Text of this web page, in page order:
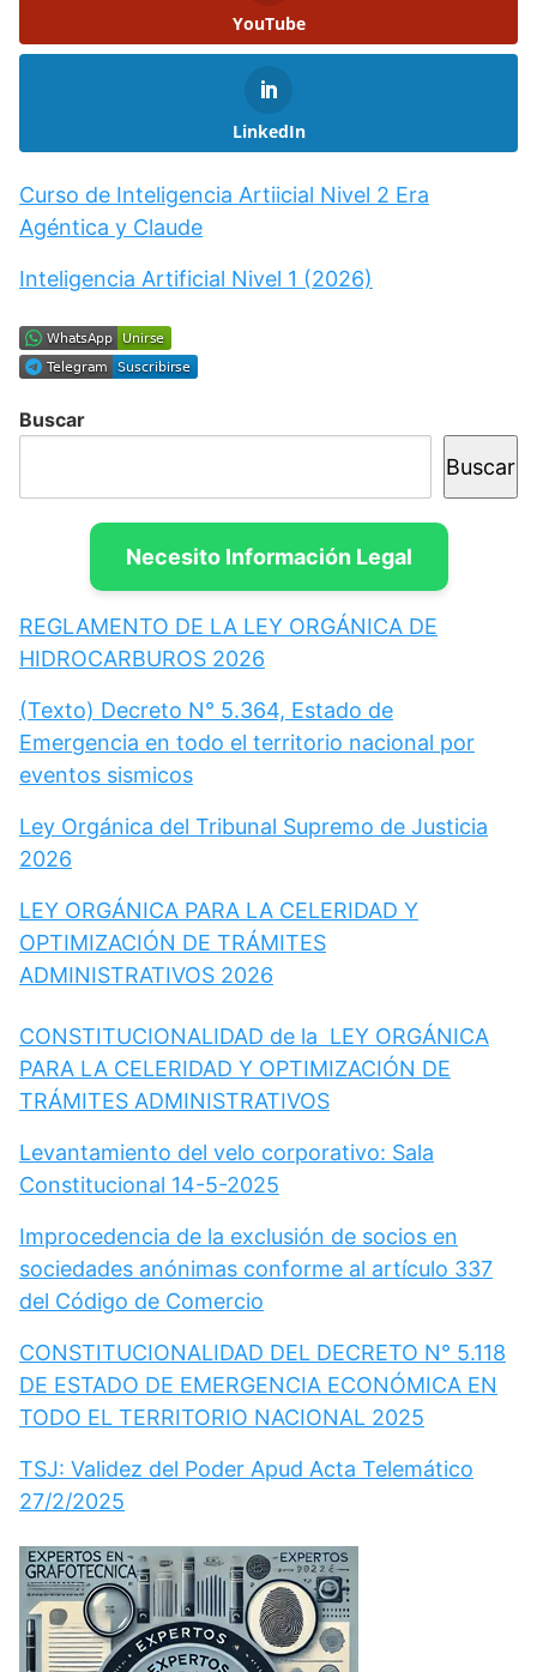
YouTube
LinkedIn
Curso de Inteligencia Artiicial Nivel 2 Era
Agéntica y Claude
Inteligencia Artificial Nivel 1 (2026)
Buscar
Buscar
Necesito Información Legal
REGLAMENTO DE LA LEY ORGÁNICA DE
HIDROCARBUROS 2026
(Texto) Decreto N° 5.364, Estado de
Emergencia en todo el territorio nacional por
eventos sismicos
Ley Orgánica del Tribunal Supremo de Justicia
2026
LEY ORGÁNICA PARA LA CELERIDAD Y
OPTIMIZACIÓN DE TRÁMITES
ADMINISTRATIVOS 2026
CONSTITUCIONALIDAD de la LEY ORGÁNICA
PARA LA CELERIDAD Y OPTIMIZACIÓN DE
TRÁMITES ADMINISTRATIVOS
Levantamiento del velo corporativo: Sala
Constitucional 14-5-2025
Improcedencia de la exclusión de socios en
sociedades anónimas conforme al artículo 337
del Código de Comercio
CONSTITUCIONALIDAD DEL DECRETO N° 5.118
DE ESTADO DE EMERGENCIA ECONÓMICA EN
TODO EL TERRITORIO NACIONAL 2025
TSJ: Validez del Poder Apud Acta Telemático
27/2/2025